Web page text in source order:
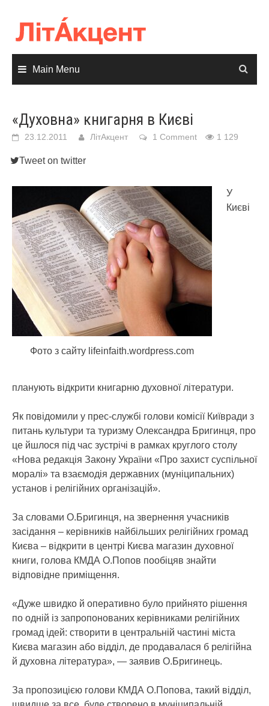
content
Main Menu
«Духовна» книгарня в Києві
23.12.2011 ЛітАкцент 1 Comment 1 129
Tweet on twitter
Фото з сайту lifeinfaith.wordpress.com
У
Києві
планують відкрити книгарню духовної літератури.
Як повідомили у прес-службі голови комісії Київради з
питань культури та туризму Олександра Бригинця, про
це йшлося під час зустрічі в рамках круглого столу
«Нова редакція Закону України «Про захист суспільної
моралі» та взаємодія державних (муніципальних)
установ і релігійних організацій».
За словами О.Бригинця, на звернення учасників
засідання – керівників найбільших релігійних громад
Києва – відкрити в центрі Києва магазин духовної
книги, голова КМДА О.Попов пообіцяв знайти
відповідне приміщення.
«Дуже швидко й оперативно було прийнято рішення
по одній із запропонованих керівниками релігійних
громад ідей: створити в центральній частині міста
Києва магазин або відділ, де продавалася б релігійна
й духовна література», — заявив О.Бригинець.
За пропозицією голови КМДА О.Попова, такий відділ,